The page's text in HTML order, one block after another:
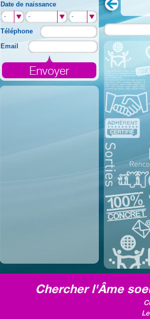
Date de naissance
- - -
Téléphone
Email
Chercher l'Âme